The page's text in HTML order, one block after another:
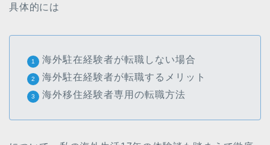
具体的には
海外駐在経験者が転職しない場合
海外駐在経験者が転職するメリット
海外移住経験者専用の転職方法